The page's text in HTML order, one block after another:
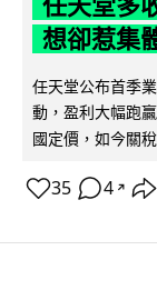
想卻惹集
任天堂公布首季
動，盈利大幅跑
國定價，如今關
35 4 ↗